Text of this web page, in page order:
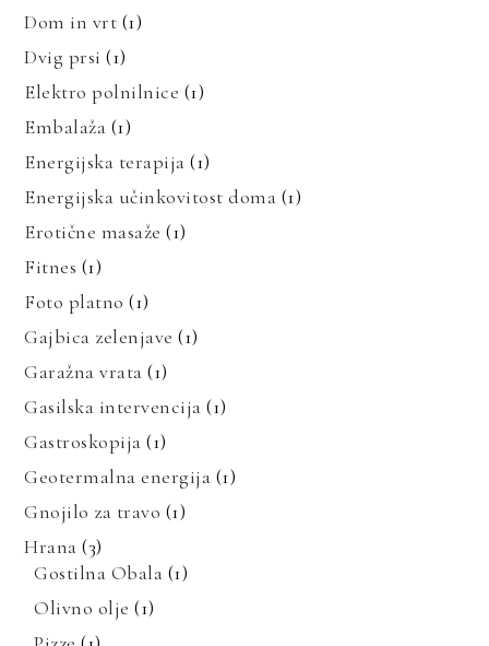
Dom in vrt (1)
Dvig prsi (1)
Elektro polnilnice (1)
Embalaža (1)
Energijska terapija (1)
Energijska učinkovitost doma (1)
Erotične masaže (1)
Fitnes (1)
Foto platno (1)
Gajbica zelenjave (1)
Garažna vrata (1)
Gasilska intervencija (1)
Gastroskopija (1)
Geotermalna energija (1)
Gnojilo za travo (1)
Hrana (3)
Gostilna Obala (1)
Olivno olje (1)